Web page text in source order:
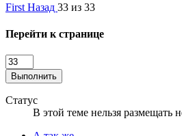
First Назад 33 из 33
Перейти к странице
Выполнить
Статус
В этой теме нельзя размещать